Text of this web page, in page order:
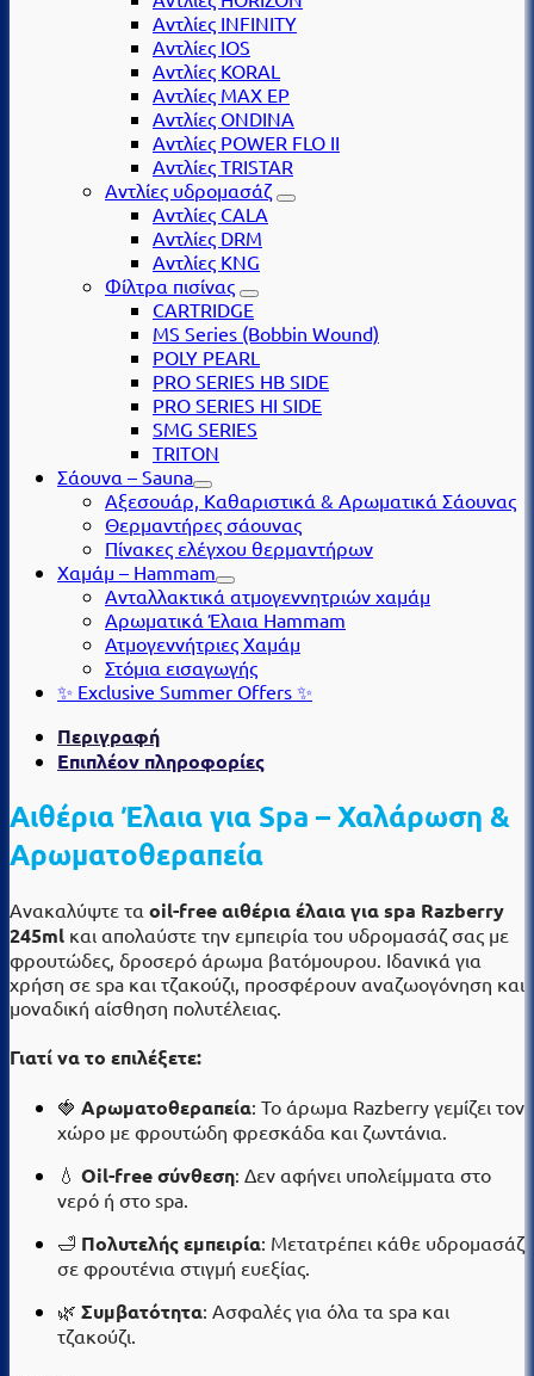
Αντλίες INFINITY
Αντλίες IOS
Αντλίες KORAL
Αντλίες MAX EP
Αντλίες ONDINA
Αντλίες POWER FLO II
Αντλίες TRISTAR
Αντλίες υδρομασάζ
Αντλίες CALA
Αντλίες DRM
Αντλίες KNG
Φίλτρα πισίνας
CARTRIDGE
MS Series (Βobbin Wound)
POLY PEARL
PRO SERIES HB SIDE
PRO SERIES HI SIDE
SMG SERIES
TRITON
Σάουνα – Sauna
Αξεσουάρ, Καθαριστικά & Αρωματικά Σάουνας
Θερμαντήρες σάουνας
Πίνακες ελέγχου θερμαντήρων
Χαμάμ – Hammam
Ανταλλακτικά ατμογεννητριών χαμάμ
Αρωματικά Έλαια Hammam
Ατμογεννήτριες Χαμάμ
Στόμια εισαγωγής
✨ Exclusive Summer Offers ✨
Περιγραφή
Επιπλέον πληροφορίες
Αιθέρια Έλαια για Spa – Χαλάρωση &
Αρωματοθεραπεία
Ανακαλύψτε τα oil-free αιθέρια έλαια για spa Razberry
245ml και απολαύστε την εμπειρία του υδρομασάζ σας με
φρουτώδες, δροσερό άρωμα βατόμουρου. Ιδανικά για
χρήση σε spa και τζακούζι, προσφέρουν αναζωογόνηση και
μοναδική αίσθηση πολυτέλειας.
Γιατί να το επιλέξετε:
🍓 Αρωματοθεραπεία: Το άρωμα Razberry γεμίζει τον
χώρο με φρουτώδη φρεσκάδα και ζωντάνια.
💧 Oil-free σύνθεση: Δεν αφήνει υπολείμματα στο
νερό ή στο spa.
🛁 Πολυτελής εμπειρία: Μετατρέπει κάθε υδρομασάζ
σε φρουτένια στιγμή ευεξίας.
🌿 Συμβατότητα: Ασφαλές για όλα τα spa και
τζακούζι.